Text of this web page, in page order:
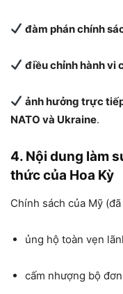
đàm phán chính
điều chỉnh hành vi
ảnh hưởng trực
NATO và Ukraine.
4. Nội dung làm
thức của Hoa Kỳ
Chính sách của Mỹ
ủng hộ toàn vẹn
cấm nhượng bộ